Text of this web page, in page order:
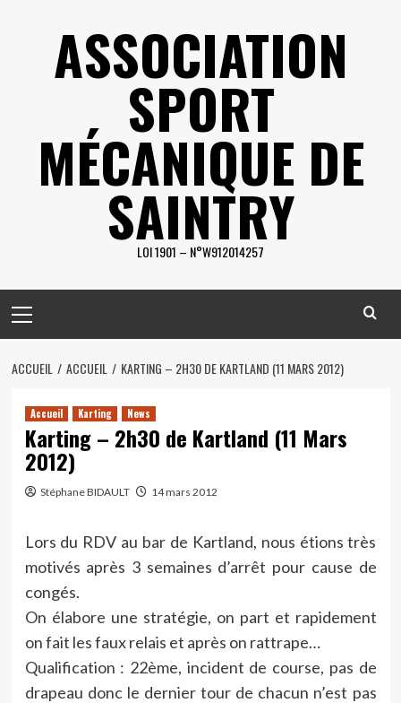
ASSOCIATION
SPORT
MÉCANIQUE DE
SAINTRY
LOI 1901 – N°W912014257
Menu
ACCUEIL ACCUEIL KARTING – 2H30 DE KARTLAND (11 MARS 2012)
Accueil Karting News
Karting – 2h30 de Kartland (11 Mars
2012)
Stéphane BIDAULT 14 mars 2012
Lors du RDV au bar de Kartland, nous étions très
motivés après 3 semaines d’arrêt pour cause de
congés.
On élabore une stratégie, on part et rapidement
on fait les faux relais et après on rattrape…
Qualification : 22ème, incident de course, pas de
drapeau donc le dernier tour de chacun n’est pas